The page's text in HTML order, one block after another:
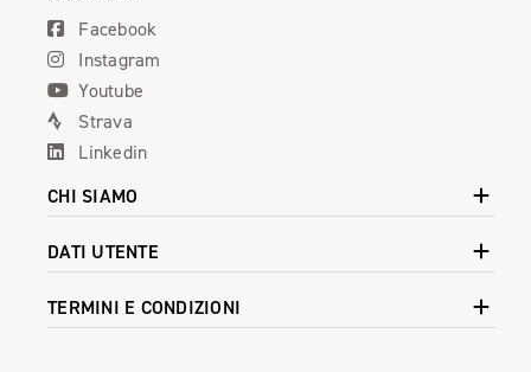
Facebook
Instagram
Youtube
Strava
Linkedin
CHI SIAMO
DATI UTENTE
TERMINI E CONDIZIONI